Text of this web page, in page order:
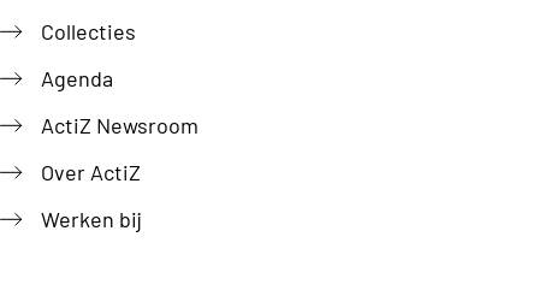
Collecties
Agenda
ActiZ Newsroom
Over ActiZ
Werken bij